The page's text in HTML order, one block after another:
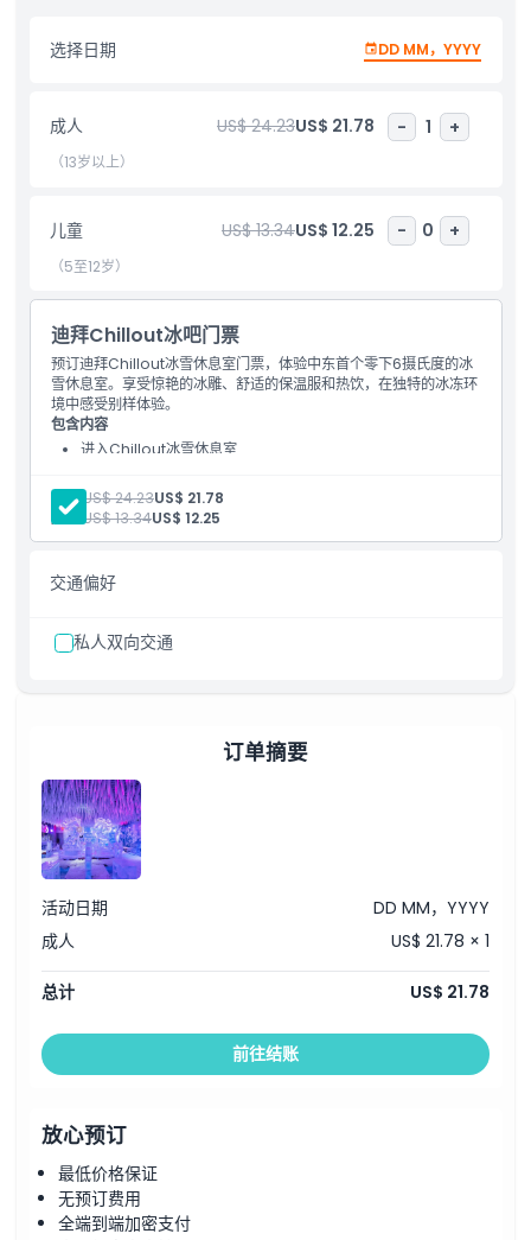
客人到达时提供免费饮品，使Chillout成为在迪拜寻求难忘冰吧体验
者必访之地。
亮点
儿童成人政策
排除项
营业时间
位置
选择日期 DD MM，YYYY
成人 US$ 24.23US$ 21.78 - 1 +
（13岁以上）
儿童 US$ 13.34US$ 12.25 - 0 +
（5至12岁）
迪拜Chillout冰吧门票
预订迪拜Chillout冰雪休息室门票，体验中东首个零下6摄氏度的冰
雪休息室。享受惊艳的冰雕、舒适的保温服和热饮，在独特的冰冻环
境中感受别样体验。
包含内容
进入Chillout冰雪休息室
迎宾饮料（热巧克力或茶）
成人: US$ 24.23US$ 21.78
儿童:
US$ 13.34US$ 12.25
交通偏好
私人双向交通
订单摘要
活动日期
DD MM，YYYY
成人
US$ 21.78 × 1
总计 US$ 21.78
前往结账
放心预订
最低价格保证
无预订费用
全端到端加密支付